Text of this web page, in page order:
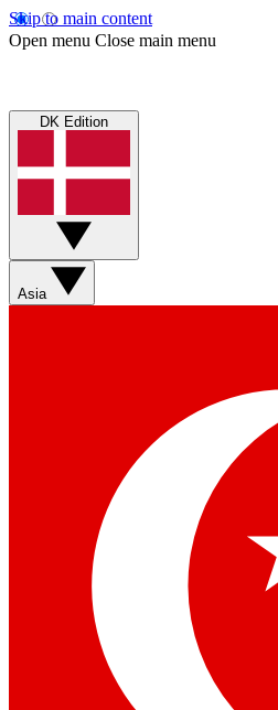
Skip to main content
Open menu Close main menu
DK Edition
Asia